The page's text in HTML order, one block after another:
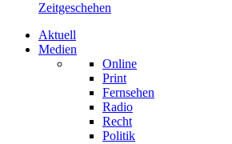
Aktuell
Medien
Online
Print
Fernsehen
Radio
Recht
Politik